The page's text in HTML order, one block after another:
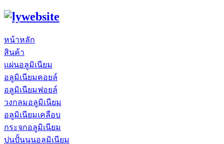
หน้าหลัก
สินค้า
แผ่นอลูมิเนียม
อลูมิเนียมคอยล์
อลูมิเนียมฟอยล์
วงกลมอลูมิเนียม
อลูมิเนียมเคลือบ
กระจกอลูมิเนียม
ปูนปั้นนูนอลูมิเนียม